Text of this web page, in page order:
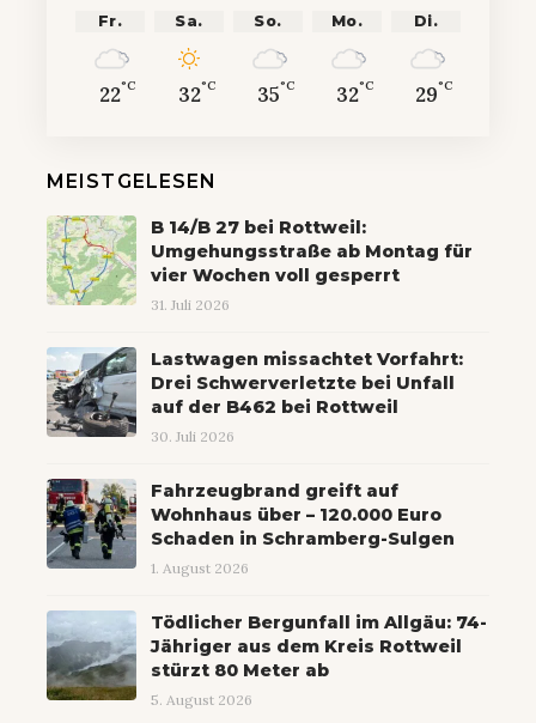
Fr.
22°C
Sa.
32°C
So.
35°C
Mo.
32°C
Di.
29°C
MEISTGELESEN
B 14/B 27 bei Rottweil:
Umgehungsstraße ab Montag für
vier Wochen voll gesperrt
31. Juli 2026
Lastwagen missachtet Vorfahrt:
Drei Schwerverletzte bei Unfall
auf der B462 bei Rottweil
30. Juli 2026
Fahrzeugbrand greift auf
Wohnhaus über – 120.000 Euro
Schaden in Schramberg-Sulgen
1. August 2026
Tödlicher Bergunfall im Allgäu: 74-
Jähriger aus dem Kreis Rottweil
stürzt 80 Meter ab
5. August 2026